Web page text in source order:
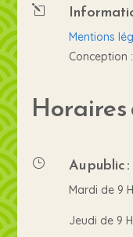
l
Mentions
Conception :
Horaires
} Au public :
Mardi de 9
Jeudi de 9